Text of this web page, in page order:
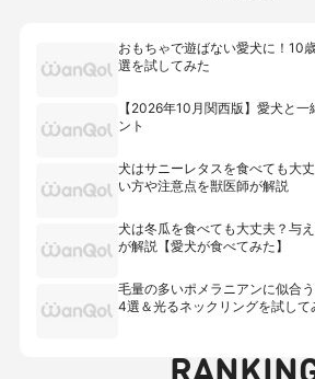
おもちゃで遊ばない愛犬に！10
選を試してみた
【2026年10月関西版】愛犬と
ント
犬はサニーレタスを食べても大
い方や注意点を獣医師が解説
犬は冬瓜を食べても大丈夫？与
が解説【愛犬が食べてみた】
毛量の多いポメラニアンに似合
4選＆光るネックリングを試して